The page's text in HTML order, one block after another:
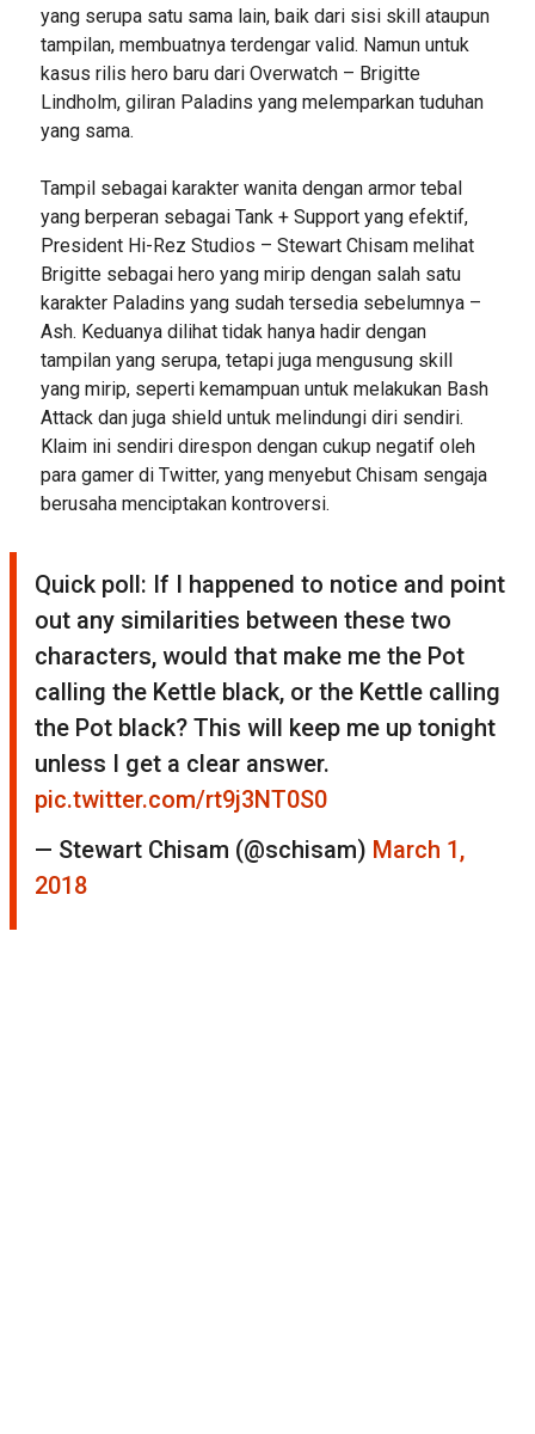
yang serupa satu sama lain, baik dari sisi skill ataupun
tampilan, membuatnya terdengar valid. Namun untuk
kasus rilis hero baru dari Overwatch – Brigitte
Lindholm, giliran Paladins yang melemparkan tuduhan
yang sama.
Tampil sebagai karakter wanita dengan armor tebal
yang berperan sebagai Tank + Support yang efektif,
President Hi-Rez Studios – Stewart Chisam melihat
Brigitte sebagai hero yang mirip dengan salah satu
karakter Paladins yang sudah tersedia sebelumnya –
Ash. Keduanya dilihat tidak hanya hadir dengan
tampilan yang serupa, tetapi juga mengusung skill
yang mirip, seperti kemampuan untuk melakukan Bash
Attack dan juga shield untuk melindungi diri sendiri.
Klaim ini sendiri direspon dengan cukup negatif oleh
para gamer di Twitter, yang menyebut Chisam sengaja
berusaha menciptakan kontroversi.
Quick poll: If I happened to notice and point
out any similarities between these two
characters, would that make me the Pot
calling the Kettle black, or the Kettle calling
the Pot black? This will keep me up tonight
unless I get a clear answer.
pic.twitter.com/rt9j3NT0S0
— Stewart Chisam (@schisam) March 1,
2018